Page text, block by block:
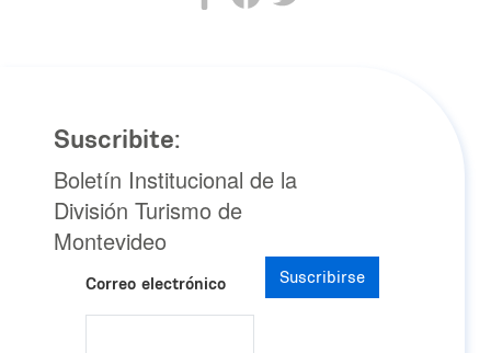
Suscribite:
Boletín Institucional de la
División Turismo de
Montevideo
Correo electrónico Suscribirse